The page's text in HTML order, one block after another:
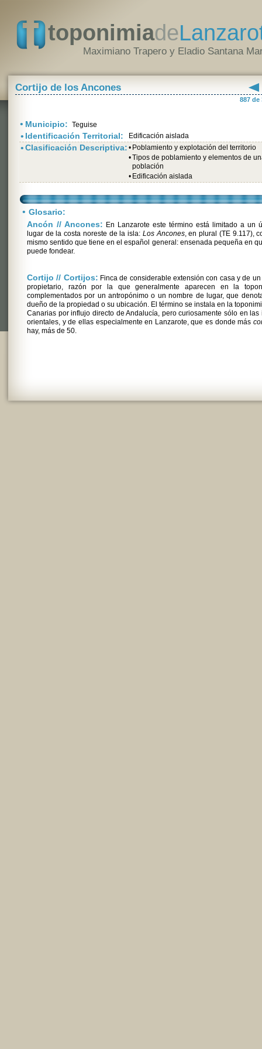
toponimiade
Maximiano Trapero y Eladio Santana
Cortijo de los Ancones
887 de
• Municipio: Teguise
• Identificación Territorial: Edificación aislada
•Clasificación Descriptiva: • Poblamiento y explotación del territorio
•Tipos de poblamiento y elementos de
población
• Edificación aislada
• Glosario:
Ancón // Ancones: En Lanzarote este término está limitado a un
lugar de la costa noreste de la isla: Los Ancones, en plural (TE 9.117),
mismo sentido que tiene en el español general: ensenada pequeña en
puede fondear.
Cortijo // Cortijos: Finca de considerable extensión con casa y de
propietario, razón por la que generalmente aparecen en la
complementados por un antropónimo o un nombre de lugar, que
dueño de la propiedad o su ubicación. El término se instala en la
Canarias por influjo directo de Andalucía, pero curiosamente sólo en las
orientales, y de ellas especialmente en Lanzarote, que es donde más
hay, más de 50.